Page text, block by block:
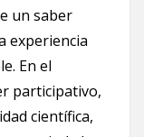
un saber
experiencia
En el
participativo,
científica,